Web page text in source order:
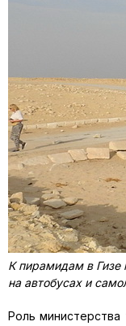
К пирамидам в
на автобусах и
Роль министерства